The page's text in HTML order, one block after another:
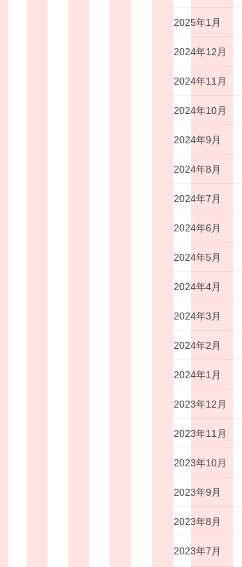
2025年1月
2024年12月
2024年11月
2024年10月
2024年9月
2024年8月
2024年7月
2024年6月
2024年5月
2024年4月
2024年3月
2024年2月
2024年1月
2023年12月
2023年11月
2023年10月
2023年9月
2023年8月
2023年7月